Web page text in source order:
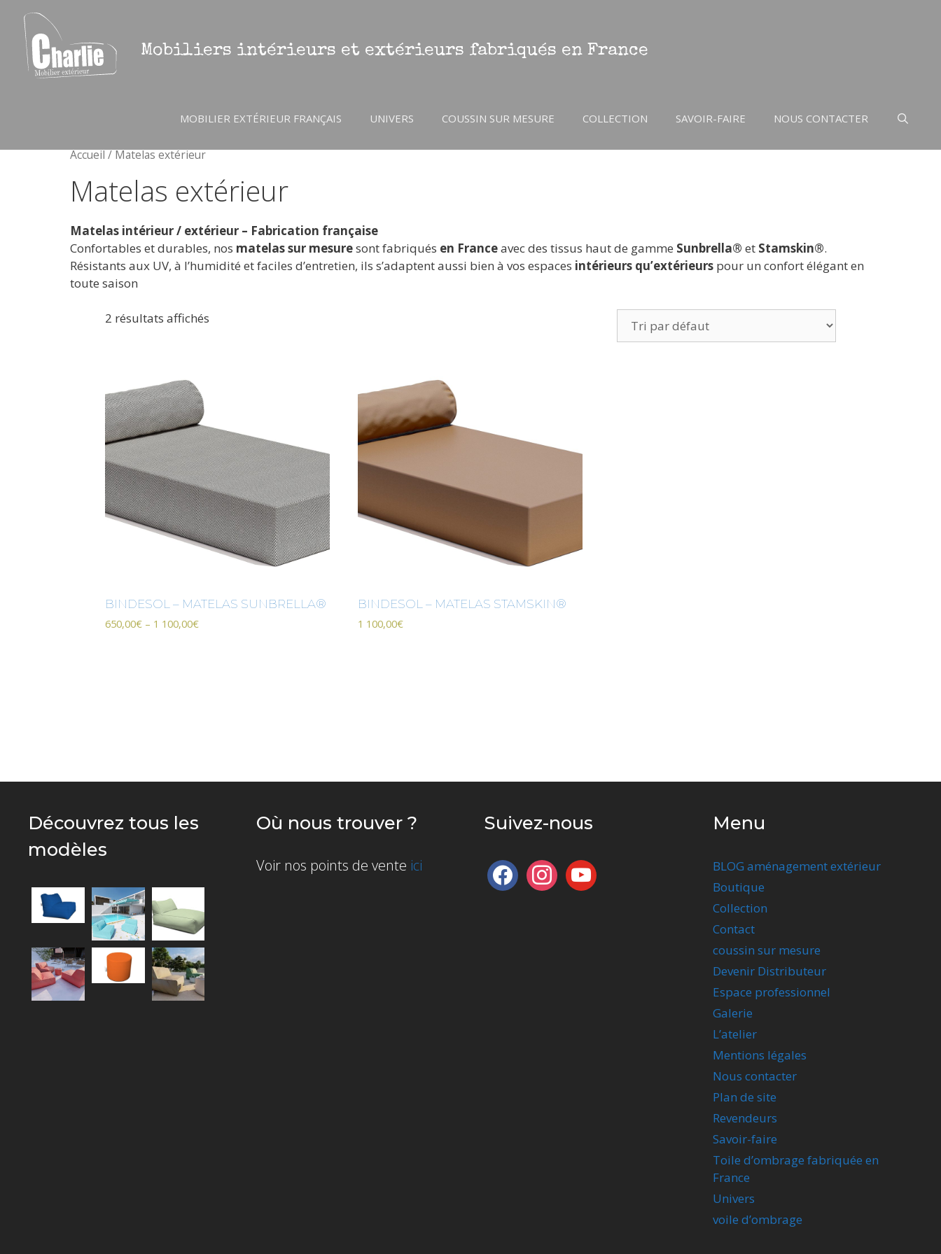
contenu
Mobiliers intérieurs et extérieurs fabriqués en France
MOBILIER EXTÉRIEUR FRANÇAIS UNIVERS COUSSIN SUR MESURE COLLECTION SAVOIR-FAIRE NOUS CONTACTER
Accueil/ Matelas extérieur
Matelas extérieur
Matelas intérieur / extérieur – Fabrication française
Confortables et durables, nos matelas sur mesuresont fabriqués en Franceavec des tissus haut de gamme Sunbrella® et Stamskin®.
Résistants aux UV, à l’humidité et faciles d’entretien, ils s’adaptent aussi bien à vos espaces intérieurs qu’extérieurs pour un confort élégant en
toute saison
2 résultats affichés
BINDESOL – MATELAS SUNBRELLA®
650,00€ – 1 100,00€
BINDESOL – MATELAS STAMSKIN®
1 100,00€
Découvrez tous les
modèles
Où nous trouver ?
Voir nos points de vente ici
Suivez-nous
facebookinstagramyoutube
Menu
BLOG aménagement extérieur
Boutique
Collection
Contact
coussin sur mesure
Devenir Distributeur
Espace professionnel
Galerie
L’atelier
Mentions légales
Nous contacter
Plan de site
Revendeurs
Savoir-faire
Toile d’ombrage fabriquée en
France
Univers
voile d’ombrage